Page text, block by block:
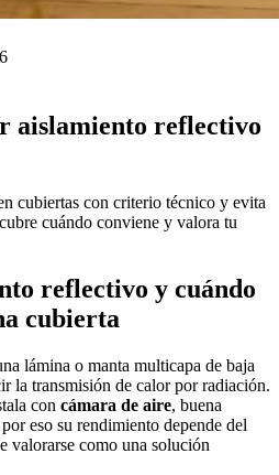
aislamiento reflectivo
cubiertas con criterio técnico y evita
cuándo conviene y valora tu
reflectivo y cuándo
cubierta
lámina o manta multicapa de baja
la transmisión de calor por radiación.
con cámara de aire, buena
eso su rendimiento depende del
valorarse como una solución